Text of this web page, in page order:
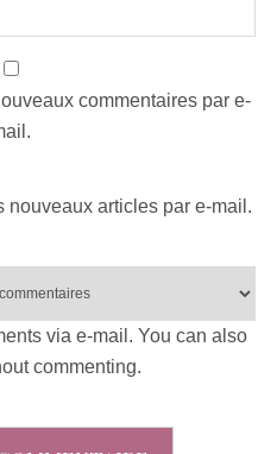
commentaires par e-
nouveaux articles par e-mail.
via e-mail. You can also
commenting.